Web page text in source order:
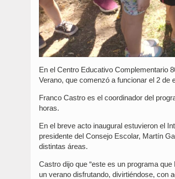
En el Centro Educativo Complementario
Verano, que comenzó a funcionar el 2 de
Franco Castro es el coordinador del
horas.
En el breve acto inaugural estuvieron el
presidente del Consejo Escolar, Martín
distintas áreas.
Castro dijo que “este es un programa
un verano disfrutando, divirtiéndose, con